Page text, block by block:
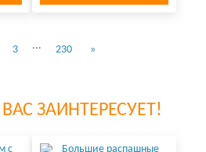
3 ... 230 »
ЗАИНТЕРЕСУЕТ!